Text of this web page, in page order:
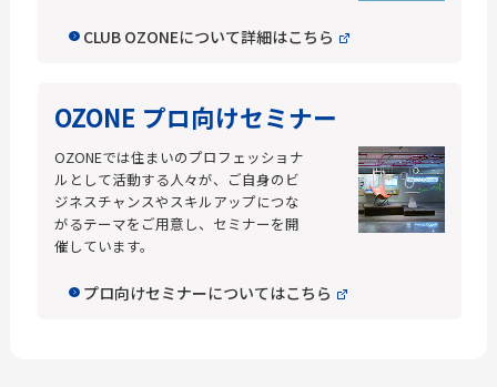
CLUB OZONEについて詳細はこちら
OZONE プロ向けセミナー
OZONEでは住まいのプロフェッショナ
ルとして活動する人々が、ご自身のビ
ジネスチャンスやスキルアップにつな
がるテーマをご用意し、セミナーを開
催しています。
プロ向けセミナーについてはこちら